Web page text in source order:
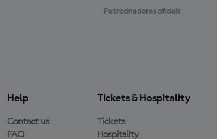
Patrocinadores oficiais
Help
Contact us
FAQ
Tickets & Hospitality
Tickets
Hospitality